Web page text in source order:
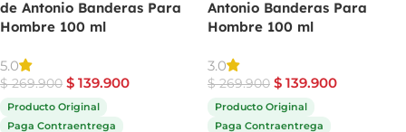
de Antonio Banderas Para
Hombre 100 ml
5.0
$269.900 $ 139.900
Producto Original
Paga Contraentrega
Antonio Banderas Para
Hombre 100 ml
3.0
$269.900 $ 139.900
Producto Original
Paga Contraentrega